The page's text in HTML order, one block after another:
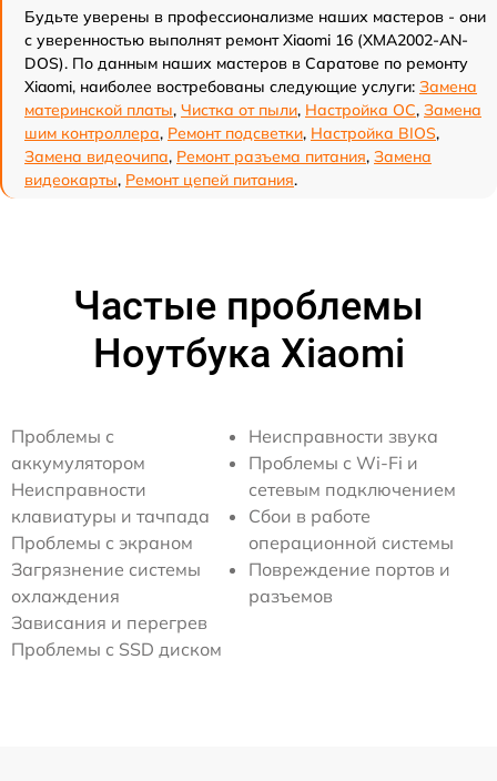
Будьте уверены в профессионализме наших мастеров - они
с уверенностью выполнят ремонт Xiaomi 16 (XMA2002-AN-
DOS). По данным наших мастеров в Саратове по ремонту
Xiaomi, наиболее востребованы следующие услуги: Замена
материнской платы, Чистка от пыли, Настройка ОС, Замена
шим контроллера, Ремонт подсветки, Настройка BIOS,
Замена видеочипа, Ремонт разъема питания, Замена
видеокарты, Ремонт цепей питания.
Частые проблемы
Ноутбука Xiaomi
Проблемы с
аккумулятором
Неисправности
клавиатуры и тачпада
Проблемы с экраном
Загрязнение системы
охлаждения
Неисправности звука
Проблемы с Wi-Fi и
сетевым подключением
Сбои в работе
операционной системы
Повреждение портов и
разъемов
Зависания и перегрев
Проблемы с SSD диском